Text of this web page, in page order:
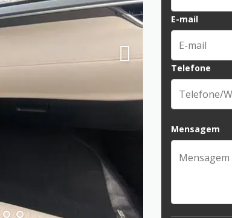
E-mail
Telefone
Mensagem